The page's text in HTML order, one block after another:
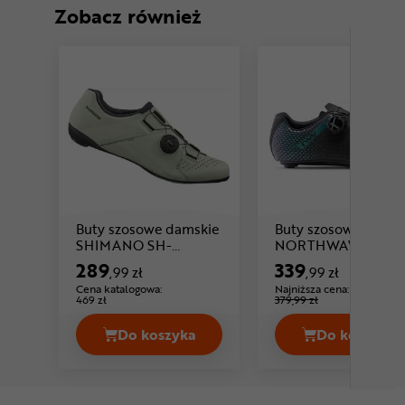
Zobacz również
Buty szosowe damskie
SHIMANO SH-
RC300W
289,99 zł
Cena katalogowa:
469 zł
Do koszyka
Buty szosowe damskie SHIMANO
Buty szosowe
NORTHWAVE Core
Plus 2 Wmn
339,99 zł
Najniższa cena:
379,99 zł
Do koszyka
Buty